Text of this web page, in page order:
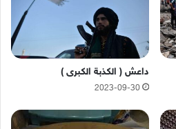
داعش ( الكذبة الكبرى )
2023-09-30